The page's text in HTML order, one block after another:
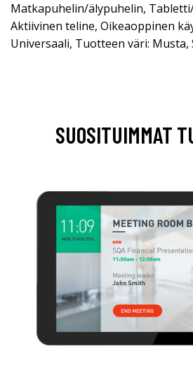
Matkapuhelin/älypuhelin,
Aktiivinen teline, Oikeaoppinen
Universaali, Tuotteen väri: Musta,
SUOSITUIMMAT